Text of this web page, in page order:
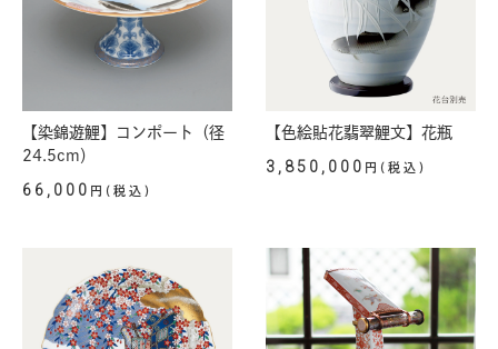
【染錦遊鯉】コンポート（径
24.5cm）
66,000 円(税込)
【色絵貼花翡翠鯉文】花瓶
3,850,000 円(税込)